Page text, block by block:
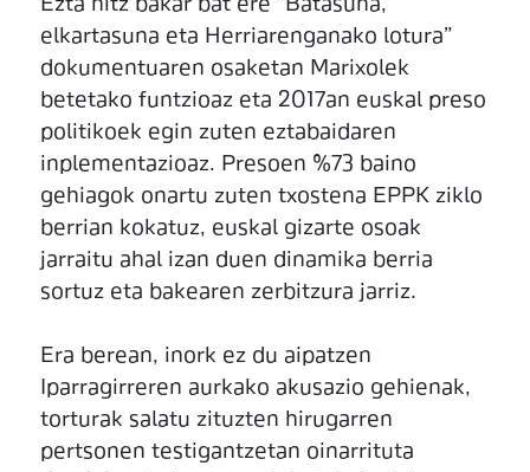
Ezta hitz bakar bat ere “Batasuna,
elkartasuna eta Herriarenganako lotura”
dokumentuaren osaketan Marixolek
betetako funtzioaz eta 2017an euskal preso
politikoek egin zuten eztabaidaren
inplementazioaz. Presoen %73 baino
gehiagok onartu zuten txostena EPPK ziklo
berrian kokatuz, euskal gizarte osoak
jarraitu ahal izan duen dinamika berria
sortuz eta bakearen zerbitzura jarriz.
Era berean, inork ez du aipatzen
Iparragirreren aurkako akusazio gehienak,
torturak salatu zituzten hirugarren
pertsonen testigantzetan oinarrituta